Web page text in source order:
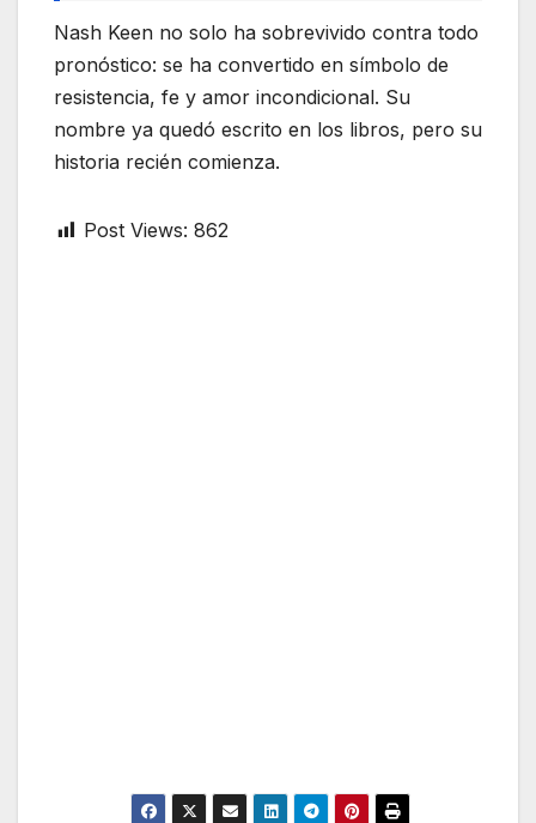
Nash Keen no solo ha sobrevivido contra todo
pronóstico: se ha convertido en símbolo de
resistencia, fe y amor incondicional. Su
nombre ya quedó escrito en los libros, pero su
historia recién comienza.
Post Views: 862